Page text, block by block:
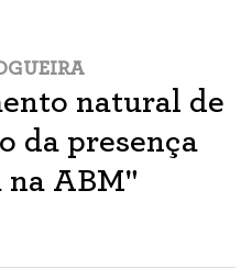
natural de
da presença
ABM"